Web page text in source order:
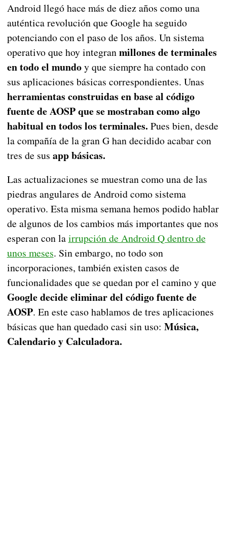
Android llegó hace más de diez años como una
auténtica revolución que Google ha seguido
potenciando con el paso de los años. Un sistema
operativo que hoy integranmillones de terminales
en todo el mundoy que siempre ha contado con
sus aplicaciones básicas correspondientes. Unas
herramientas construidas en base al código
fuente de AOSP que se mostraban como algo
habitual en todos los terminales. Pues bien, desde
la compañía de la gran G han decidido acabar con
tres de sus app básicas.
Las actualizaciones se muestran como una de las
piedras angulares de Android como sistema
operativo. Esta misma semana hemos podido hablar
de algunos de los cambios más importantes que nos
esperan con lairrupción de Android Q dentro de
unos meses. Sin embargo, no todo son
incorporaciones, también existen casos de
funcionalidades que se quedan por el camino y que
Google decide eliminar del código fuente de
AOSP. En este caso hablamos de tres aplicaciones
básicas que han quedado casi sin uso: Música,
Calendario y Calculadora.